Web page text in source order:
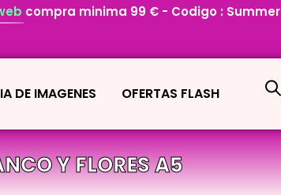
compra minima 99 € - Codigo : Summer
DE IMAGENES OFERTAS FLASH
Y FLORES A5